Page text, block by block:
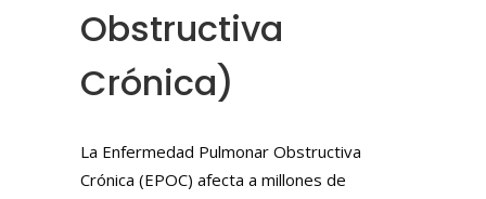
Obstructiva
Crónica)
La Enfermedad Pulmonar Obstructiva
Crónica (EPOC) afecta a millones de